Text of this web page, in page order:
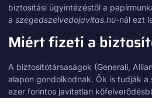
biztosítási ügyintézéstől a
a szegedszelvedojavitas.hu-nál ezt
Miért fizeti a
A biztosítótársaságok (Generali,
alapon gondolkodnak. Ők is tudják
ezer forintos javítatlan